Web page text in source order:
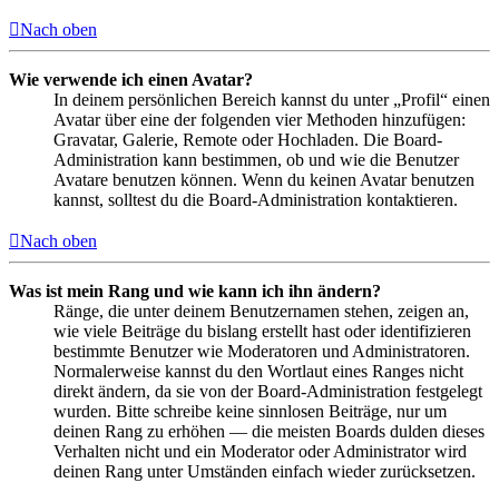
Nach oben
Wie verwende ich einen Avatar?
In deinem persönlichen Bereich kannst du unter „Profil“ einen
Avatar über eine der folgenden vier Methoden hinzufügen:
Gravatar, Galerie, Remote oder Hochladen. Die Board-
Administration kann bestimmen, ob und wie die Benutzer
Avatare benutzen können. Wenn du keinen Avatar benutzen
kannst, solltest du die Board-Administration kontaktieren.
Nach oben
Was ist mein Rang und wie kann ich ihn ändern?
Ränge, die unter deinem Benutzernamen stehen, zeigen an,
wie viele Beiträge du bislang erstellt hast oder identifizieren
bestimmte Benutzer wie Moderatoren und Administratoren.
Normalerweise kannst du den Wortlaut eines Ranges nicht
direkt ändern, da sie von der Board-Administration festgelegt
wurden. Bitte schreibe keine sinnlosen Beiträge, nur um
deinen Rang zu erhöhen — die meisten Boards dulden dieses
Verhalten nicht und ein Moderator oder Administrator wird
deinen Rang unter Umständen einfach wieder zurücksetzen.